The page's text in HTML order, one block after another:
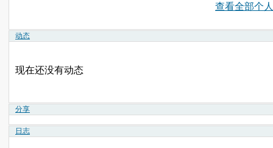
查看全部个
动态
现在还没有动态
分享
日志